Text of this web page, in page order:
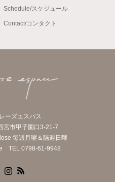
Schedule/スケジュール
Contact/コンタクト
ーズエスパス
宮市甲子園口3-21-7
毎週月曜＆隔週日曜
TEL 0798-61-9948